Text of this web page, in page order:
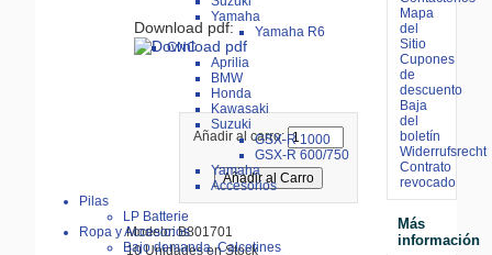
Yamaha
Yamaha R6
CNC
Aprilia
BMW
Honda
Kawasaki
Suzuki
GSX-R 1000
GSX-R 600/750
Yamaha
Accesorios
Pilas
LP Batterie
Ropa y Accesorios
Bajo demanda, Calcetines
Download pdf:
Añadir al carro:
Modelo: B801701
10 Unidades en Stock
Mapa
del
Sitio
Cupones
de
descuento
Baja
del
boletín
Widerrufsrecht
Contrato
revocado
Más
información